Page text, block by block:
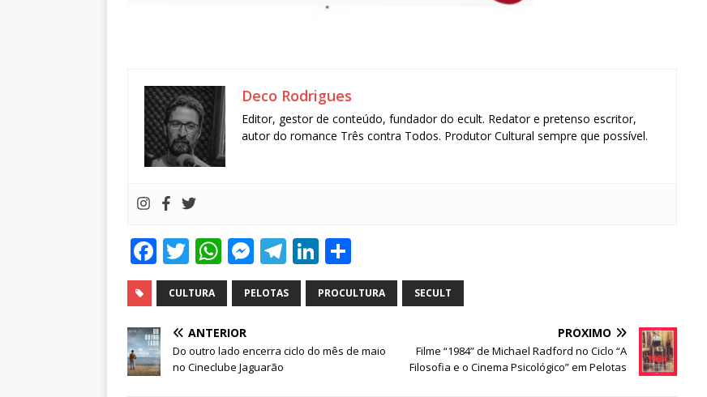
Deco Rodrigues
Editor, gestor de conteúdo, fundador do ecult. Redator e pretenso escritor,
autor do romance Três contra Todos. Produtor Cultural sempre que possível.
F
a
c
e
b
o
T
w
it
te
r
W
h
at
s
A
p
M
e
ss
n
g
T
el
e
ra
Li
n
k
dI
h
ar
CULTURA PELOTAS PROCULTURA SECULT
ANTERIOR
Do outro lado encerra ciclo do mês de maio
no Cineclube Jaguarão
PRÓXIMO
Filme “1984” de Michael Radford no Ciclo “A
Filosofia e o Cinema Psicológico” em Pelotas